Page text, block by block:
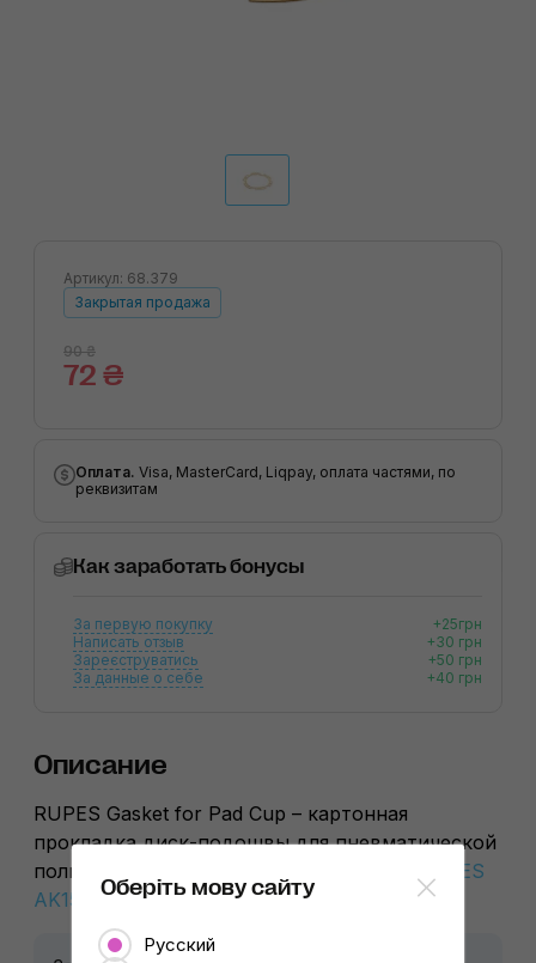
Артикул: 68.379
Закрытая продажа
90 ₴
72 ₴
Оплата. Visa, MasterCard, Liqpay, оплата частями, по
реквизитам
Как заработать бонусы
За первую покупку
+25грн
Написать отзыв
+30 грн
Зареєструватись
+50 грн
За данные о себе
+40 грн
Описание
RUPES Gasket for Pad Cup – картонная
прокладка диск-подошвы для пневматической
полировально-шлифовальной машины
RUPES
AK150 A.
Оберіть мову сайту
Русский